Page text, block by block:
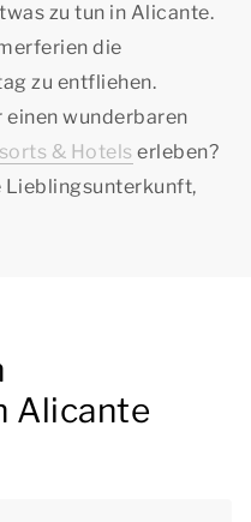
zu tun in Alicante.
die
zu entfliehen.
einen wunderbaren
& Hotels erleben?
Lieblingsunterkunft,
Alicante